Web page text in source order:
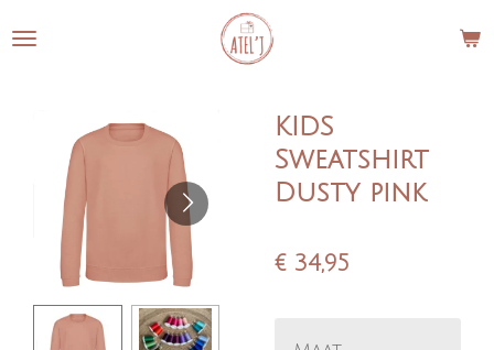
direct
hoofdinhoud
KIDS
Sweatshirt
Dusty pink
€ 34,95